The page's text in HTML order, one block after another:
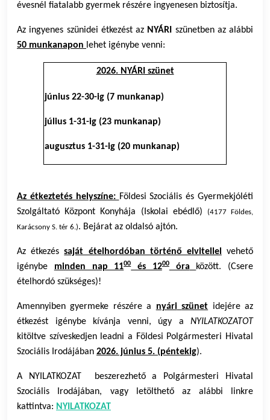
évesnél fiatalabb gyermek részére ingyenesen biztosítja.
Az ingyenes szünidei étkezést az NYÁRI
szünetben az alábbi
50 munkanapon lehet igénybe venni:
2026. NYÁRI szünet
június 22-30-ig (7 munkanap)
július 1-31-ig (23 munkanap)
augusztus 1-31-ig (20 munkanap)
Az étkeztetés helyszíne: Földesi Szociális és Gyermekjóléti
Szolgáltató Központ Konyhája (Iskolai ebédlő)
(4177 Földes,
Karácsony S. tér 6.). Bejárat az oldalsó ajtón.
Az étkezéssaját ételhordóban történő elvitellel
vehető
igénybe minden nap 1100és 1200óra
között. (Csere
ételhordó szükséges)!
Amennyiben gyermeke részére a nyári szünet idejére az
étkezést igénybe kívánja venni, úgy a NYILATKOZATOT
kitöltve szíveskedjen leadni a Földesi Polgármesteri Hivatal
Szociális Irodájában 2026. június 5. (péntekig).
A NYILATKOZAT
beszerezhető a Polgármesteri Hivatal
Szociális Irodájában, vagy letölthető az alábbi linkre
kattintva: NYILATKOZAT